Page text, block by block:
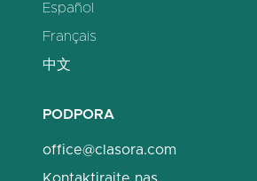
Español
Français
中文
PODPORA
office@clasora.com